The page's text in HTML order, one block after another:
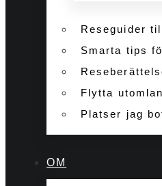
Reseguider
Smarta tips
Flytta
Platser jag
OM